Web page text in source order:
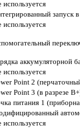
используется
запуск
используется
аккумуляторной
используется
Point 2
Point 3 (в разрезе
питания 1
используется